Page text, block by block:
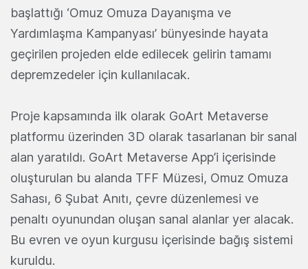
başlattığı ‘Omuz Omuza Dayanışma ve
Yardımlaşma Kampanyası’ bünyesinde hayata
geçirilen projeden elde edilecek gelirin tamamı
depremzedeler için kullanılacak.
Proje kapsamında ilk olarak GoArt Metaverse
platformu üzerinden 3D olarak tasarlanan bir sanal
alan yaratıldı. GoArt Metaverse App’i içerisinde
oluşturulan bu alanda TFF Müzesi, Omuz Omuza
Sahası, 6 Şubat Anıtı, çevre düzenlemesi ve
penaltı oyunundan oluşan sanal alanlar yer alacak.
Bu evren ve oyun kurgusu içerisinde bağış sistemi
kuruldu.